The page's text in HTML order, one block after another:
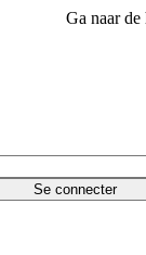
Ga naar
Se connecter